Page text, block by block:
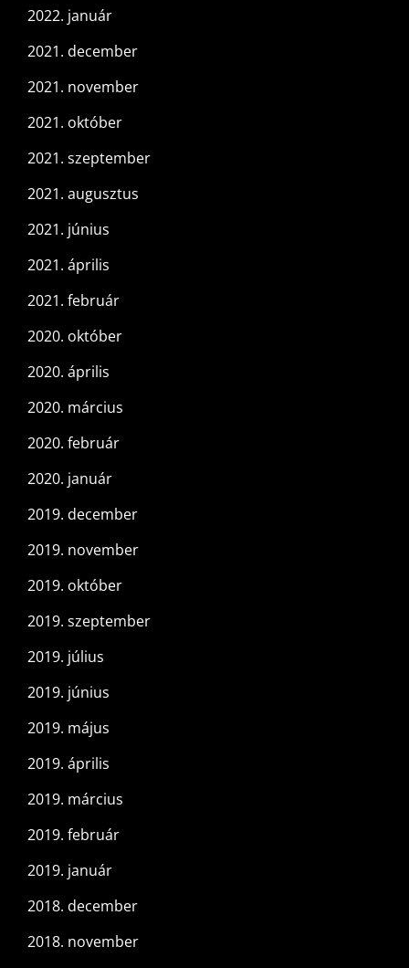
2022. január
2021. december
2021. november
2021. október
2021. szeptember
2021. augusztus
2021. június
2021. április
2021. február
2020. október
2020. április
2020. március
2020. február
2020. január
2019. december
2019. november
2019. október
2019. szeptember
2019. július
2019. június
2019. május
2019. április
2019. március
2019. február
2019. január
2018. december
2018. november